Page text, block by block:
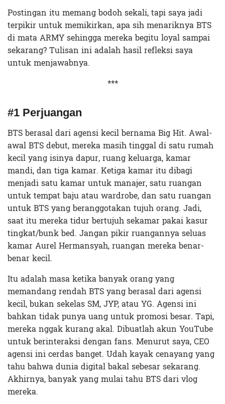
Postingan itu memang bodoh sekali, tapi saya jadi
terpikir untuk memikirkan, apa sih menariknya BTS
di mata ARMY sehingga mereka begitu loyal sampai
sekarang? Tulisan ini adalah hasil refleksi saya
untuk menjawabnya.
***
#1 Perjuangan
BTS berasal dari agensi kecil bernama Big Hit. Awal-
awal BTS debut, mereka masih tinggal di satu rumah
kecil yang isinya dapur, ruang keluarga, kamar
mandi, dan tiga kamar. Ketiga kamar itu dibagi
menjadi satu kamar untuk manajer, satu ruangan
untuk tempat baju atau wardrobe, dan satu ruangan
untuk BTS yang beranggotakan tujuh orang. Jadi,
saat itu mereka tidur bertujuh sekamar pakai kasur
tingkat/bunk bed. Jangan pikir ruangannya seluas
kamar Aurel Hermansyah, ruangan mereka benar-
benar kecil.
Itu adalah masa ketika banyak orang yang
memandang rendah BTS yang berasal dari agensi
kecil, bukan sekelas SM, JYP, atau YG. Agensi ini
bahkan tidak punya uang untuk promosi besar. Tapi,
mereka nggak kurang akal. Dibuatlah akun YouTube
untuk berinteraksi dengan fans. Menurut saya, CEO
agensi ini cerdas banget. Udah kayak cenayang yang
tahu bahwa dunia digital bakal sebesar sekarang.
Akhirnya, banyak yang mulai tahu BTS dari vlog
mereka.